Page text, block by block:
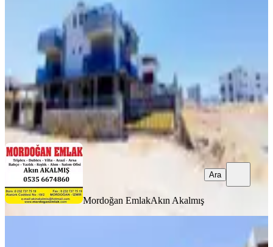
İzmir, Karaburun
4+1
·125 m²·1. Kat
11.000.000 ₺
Mordoğan Emlak Akın Akalmış
Ara
Mordoğan EmlakAkın Akalmış
Ara